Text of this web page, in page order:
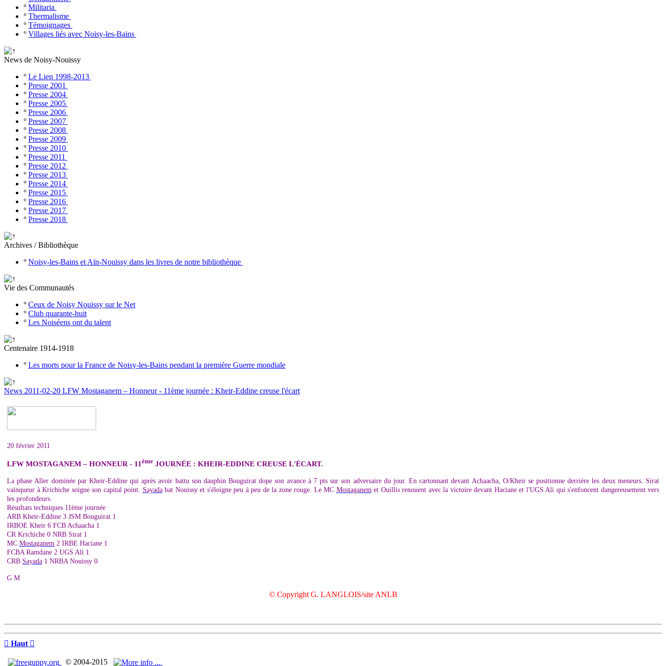
º Militaria
º Thermalisme
º Témoignages
º Villages liés avec Noisy-les-Bains
News de Noisy-Nouissy
º Le Lien 1998-2013
º Presse 2001
º Presse 2004
º Presse 2005
º Presse 2006
º Presse 2007
º Presse 2008
º Presse 2009
º Presse 2010
º Presse 2011
º Presse 2012
º Presse 2013
º Presse 2014
º Presse 2015
º Presse 2016
º Presse 2017
º Presse 2018
Archives / Bibliothèque
º Noisy-les-Bains et Aïn-Nouissy dans les livres de notre bibliothèque
Vie des Communautés
º Ceux de Noisy Nouissy sur le Net
º Club quarante-huit
º Les Noiséens ont du talent
Centenaire 1914-1918
º Les morts pour la France de Noisy-les-Bains pendant la première Guerre mondiale
News 2011-02-20 LFW Mostaganem – Honneur - 11ème journée : Kheir-Eddine creuse l'écart
20 février 2011
LFW MOSTAGANEM – HONNEUR - 11 ème JOURNÉE : KHEIR-EDDINE CREUSE L'ÉCART.
La phase Aller dominée par Kheir-Eddine qui après avoir battu son dauphin Bouguirat dope son avance à 7 pts sur son adversaire du jour. En cartonnant devant Achaacha, O/Kheir se positionne derrière les deux meneurs. Sirat
vainqueur à Krichiche soigne son capital point. Sayadabat Nouissy et s'éloigne peu à peu de la zone rouge. Le MC Mostaganemet Ouillis renouent avec la victoire devant Haciane et l'UGS Ali qui s'enfoncent dangereusement vers
les profondeurs.
Résultats techniques 11ème journée
ARB Kheir-Eddine 3 JSM Bouguirat 1
IRBOE Kheir 6 FCB Achaacha 1
CR Krichiche 0 NRB Sirat 1
MC Mostaganem 2 IRBE Haciane 1
FCBA Ramdane 2 UGS Ali 1
CRB Sayada 1 NRBA Nouissy 0
G M
© Copyright G. LANGLOIS/site ANLB
 Haut 
© 2004-2015